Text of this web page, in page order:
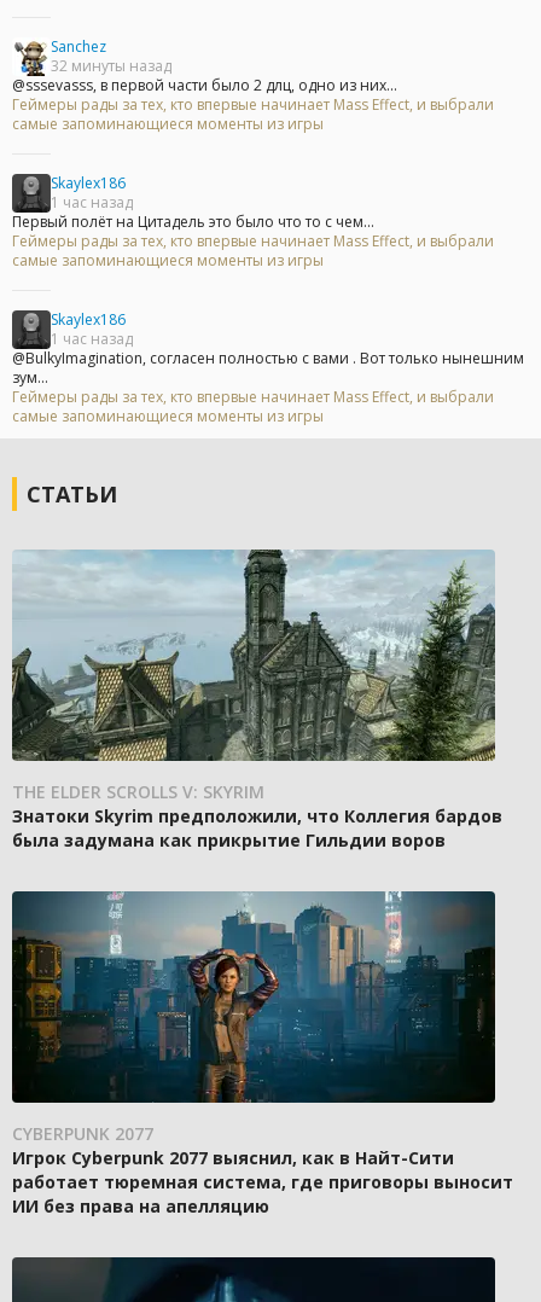
Sanchez
32 минуты назад
@sssevasss, в первой части было 2 длц, одно из них...
Геймеры рады за тех, кто впервые начинает Mass Effect, и выбрали
самые запоминающиеся моменты из игры
Skaylex186
1 час назад
Первый полёт на Цитадель это было что то с чем...
Геймеры рады за тех, кто впервые начинает Mass Effect, и выбрали
самые запоминающиеся моменты из игры
Skaylex186
1 час назад
@BulkyImagination, согласен полностью с вами . Вот только нынешним
зум...
Геймеры рады за тех, кто впервые начинает Mass Effect, и выбрали
самые запоминающиеся моменты из игры
СТАТЬИ
THE ELDER SCROLLS V: SKYRIM
Знатоки Skyrim предположили, что Коллегия бардов
была задумана как прикрытие Гильдии воров
CYBERPUNK 2077
Игрок Cyberpunk 2077 выяснил, как в Найт-Сити
работает тюремная система, где приговоры выносит
ИИ без права на апелляцию